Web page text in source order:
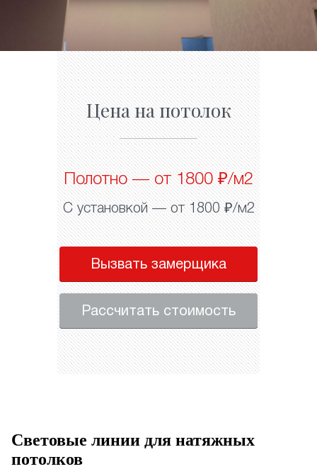
Цена на потолок
Полотно — от 1800 ₽/м2
С установкой — от 1800 ₽/м2
Вызвать замерщика
Рассчитать стоимость
Световые линии для натяжных
потолков